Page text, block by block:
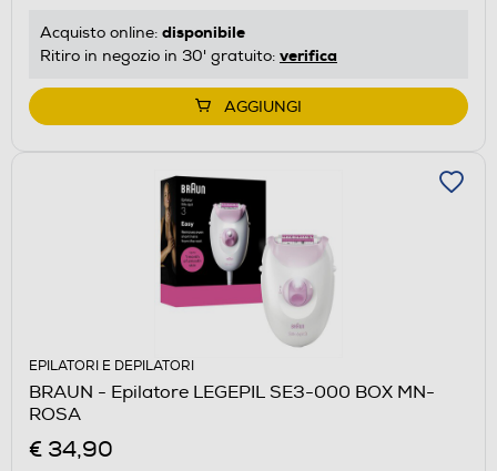
Acquisto online: disponibile
Ritiro in negozio in 30' gratuito: verifica
AGGIUNGI
EPILATORI E DEPILATORI
BRAUN - Epilatore LEGEPIL SE3-000 BOX MN-
ROSA
€ 34,90